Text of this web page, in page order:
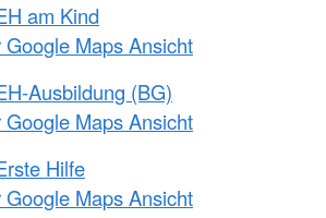
am Kind
Google Maps Ansicht
Ausbildung (BG)
Google Maps Ansicht
Hilfe
Google Maps Ansicht